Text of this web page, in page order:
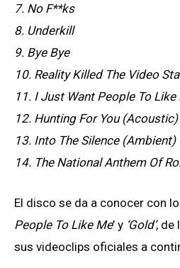
7. No F**ks
8. Underkill
9. Bye Bye
10. Reality Killed The Video
11. I Just Want People To Like
12. Hunting For You (Acoustic)
13. Into The Silence (Ambient)
14. The National Anthem Of
El disco se da a conocer con
People To Like Me’ y ‘Gold’, de
sus videoclips oficiales a